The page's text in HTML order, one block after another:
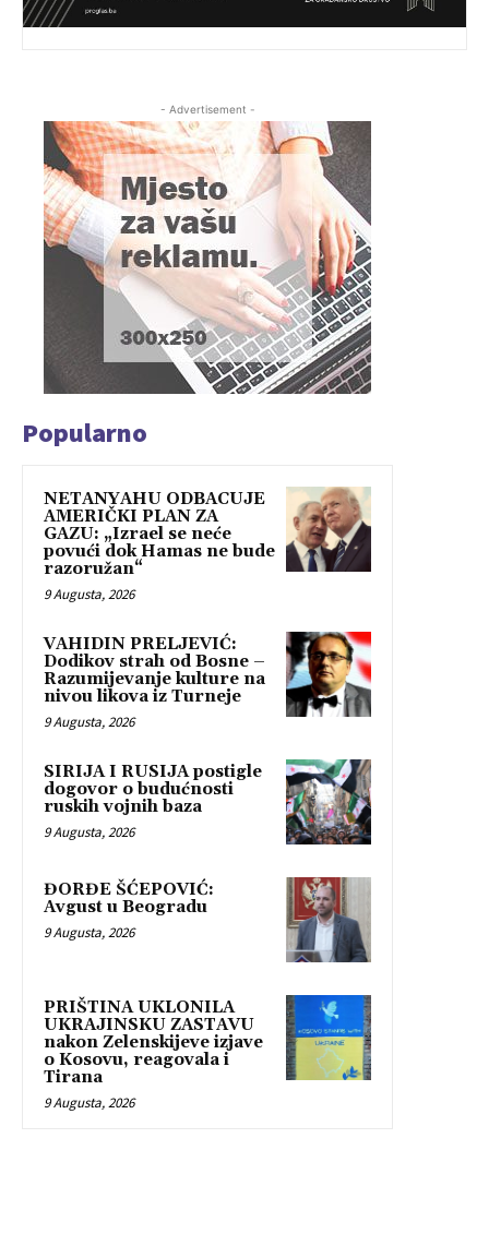
- Advertisement -
Popularno
NETANYAHU ODBACUJE
AMERIČKI PLAN ZA
GAZU: „Izrael se neće
povući dok Hamas ne bude
razoružan“
9 Augusta, 2026
VAHIDIN PRELJEVIĆ:
Dodikov strah od Bosne –
Razumijevanje kulture na
nivou likova iz Turneje
9 Augusta, 2026
SIRIJA I RUSIJA postigle
dogovor o budućnosti
ruskih vojnih baza
9 Augusta, 2026
ĐORĐE ŠĆEPOVIĆ:
Avgust u Beogradu
9 Augusta, 2026
PRIŠTINA UKLONILA
UKRAJINSKU ZASTAVU
nakon Zelenskijeve izjave
o Kosovu, reagovala i
Tirana
9 Augusta, 2026